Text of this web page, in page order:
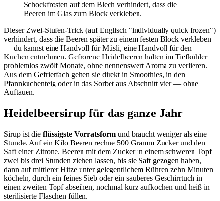
Schockfrosten auf dem Blech verhindert, dass die
Beeren im Glas zum Block verkleben.
Dieser Zwei-Stufen-Trick (auf Englisch "individually quick frozen")
verhindert, dass die Beeren später zu einem festen Block verkleben
— du kannst eine Handvoll für Müsli, eine Handvoll für den
Kuchen entnehmen. Gefrorene Heidelbeeren halten im Tiefkühler
problemlos zwölf Monate, ohne nennenswert Aroma zu verlieren.
Aus dem Gefrierfach gehen sie direkt in Smoothies, in den
Pfannkuchenteig oder in das Sorbet aus Abschnitt vier — ohne
Auftauen.
Heidelbeersirup für das ganze Jahr
Sirup ist die flüssigste Vorratsform und braucht weniger als eine
Stunde. Auf ein Kilo Beeren rechne 500 Gramm Zucker und den
Saft einer Zitrone. Beeren mit dem Zucker in einem schweren Topf
zwei bis drei Stunden ziehen lassen, bis sie Saft gezogen haben,
dann auf mittlerer Hitze unter gelegentlichem Rühren zehn Minuten
köcheln, durch ein feines Sieb oder ein sauberes Geschirrtuch in
einen zweiten Topf abseihen, nochmal kurz aufkochen und heiß in
sterilisierte Flaschen füllen.